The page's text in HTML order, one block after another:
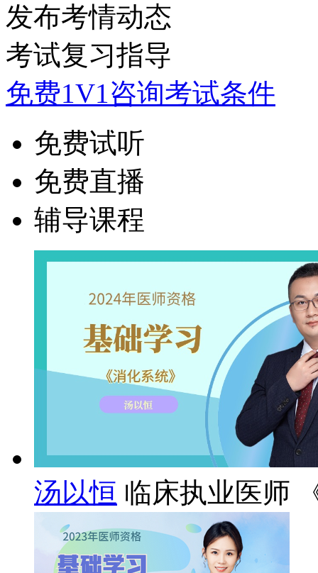
发布考情动态
考试复习指导
免费1V1咨询考试条件
免费试听
免费直播
辅导课程
汤以恒 临床执业医师